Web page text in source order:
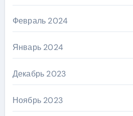
Февраль 2024
Январь 2024
Декабрь 2023
Ноябрь 2023